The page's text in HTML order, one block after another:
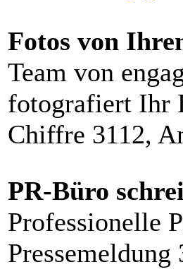
Fotos von
Team von
fotografiert Ihr
Chiffre 3112,
PR-Büro
Professionelle
Pressemeldung